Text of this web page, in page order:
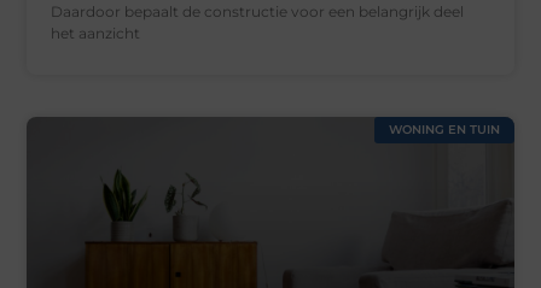
Daardoor bepaalt de constructie voor een belangrijk deel
het aanzicht
WONING EN TUIN